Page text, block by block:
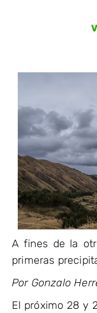
A fines de la
primeras
Por Gonzalo
El próximo 28 y